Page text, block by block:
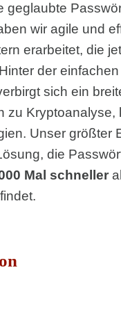
geglaubte
wir agile und
erarbeitet, die
der
sich ein
zu
Unser größter
die
Mal schneller